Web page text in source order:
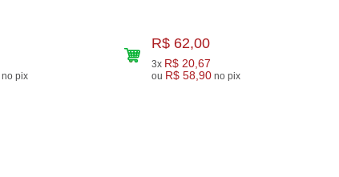
no pix
R$ 62,00
3x R$ 20,67
ou R$ 58,90 no pix